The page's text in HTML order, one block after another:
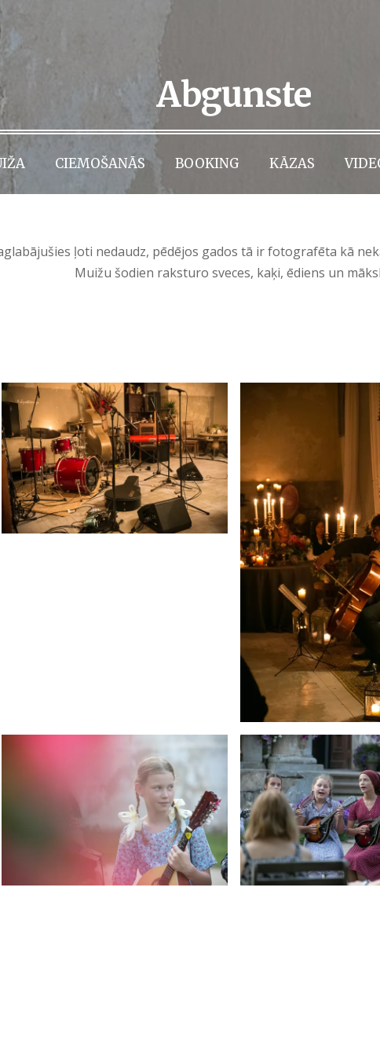
Abgunste
CIEMOŠANĀS BOOKING KĀZAS
ļoti nedaudz, pēdējos gados tā ir fotografēta kā
Muižu šodien raksturo sveces, kaķi, ēdiens un